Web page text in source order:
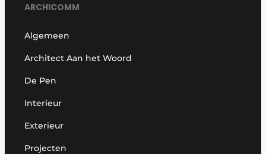
ARCHICOMM
Algemeen
Architect Aan het Woord
De Pen
Interieur
Exterieur
Projecten